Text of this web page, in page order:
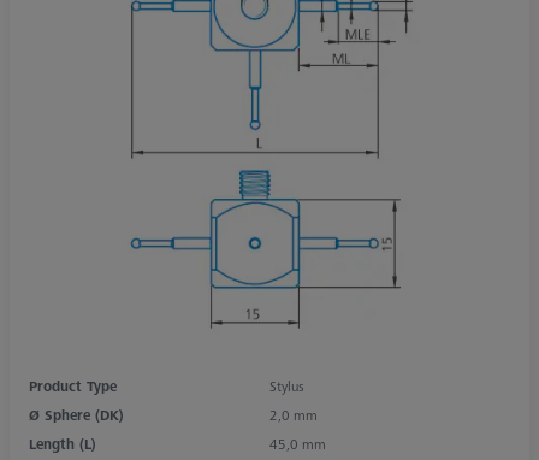
Product Type
Stylus
Ø Sphere (DK)
2,0 mm
Length (L)
45,0 mm